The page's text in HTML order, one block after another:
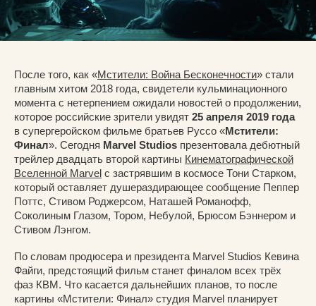
После того, как «Мстители: Война Бесконечности» стали
главным хитом 2018 года, свидетели кульминационного
момента с нетерпением ожидали новостей о продолжении,
которое российские зрители увидят 25 апреля 2019 года
в супергеройском фильме братьев Руссо «Мстители:
Финал». Сегодня Marvel Studios презентовала дебютный
трейлер двадцать второй картины Кинематографической
Вселенной Marvel с застрявшим в космосе Тони Старком,
который оставляет душераздирающее сообщение Пеппер
Поттс, Стивом Роджерсом, Наташей Романофф,
Соколиным Глазом, Тором, Небулой, Брюсом Бэннером и
Стивом Лэнгом.
По словам продюсера и президента Marvel Studios Кевина
Файги, предстоящий фильм станет финалом всех трёх
фаз КВМ. Что касается дальнейших планов, то после
картины «Мстители: Финал» студия Marvel планирует